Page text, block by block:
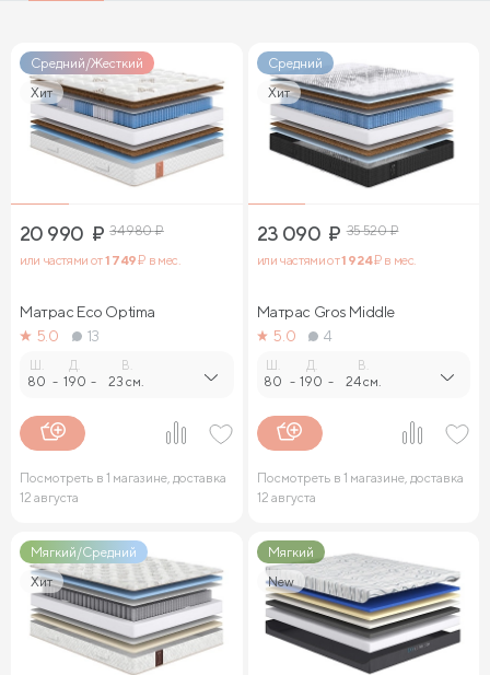
Средний/Жесткий
Хит
20 990 ₽ 34 980₽
или частями от1 749₽ в мес.
Матрас Eco Optima
5.0
13
Ш.
80 -
Д.
190 -
В.
23 см.
Посмотреть в 1 магазине, доставка
12 августа
Средний
Хит
23 090 ₽ 35 520₽
или частями от1 924₽ в мес.
Матрас Gros Middle
5.0
4
Ш.
80 -
Д.
190 -
В.
24 см.
Посмотреть в 1 магазине, доставка
12 августа
Мягкий/Средний
Хит
Мягкий
New